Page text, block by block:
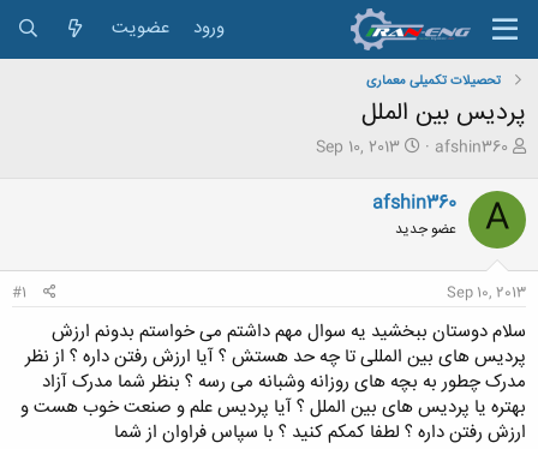
ورود عضویت
تحصیلات تکمیلی معماری
پردیس بین الملل
ش
و
ع
ک
ن
ن
د
ه
م
و
ض
و
ع
afshin360
ت
ی
خ
ر
ع
Sep 10, 2013
A
afshin360
عضو جدید
Sep 10, 2013
#1
سلام دوستان ببخشید یه سوال مهم داشتم می خواستم بدونم ارزش
پردیس های بین المللی تا چه حد هستش ؟ آیا ارزش رفتن داره ؟ از نظر
مدرک چطور به بچه های روزانه وشبانه می رسه ؟ بنظر شما مدرک آزاد
بهتره یا پردیس های بین الملل ؟ آیا پردیس علم و صنعت خوب هست و
ارزش رفتن داره ؟ لطفا کمکم کنید ؟ با سپاس فراوان از شما